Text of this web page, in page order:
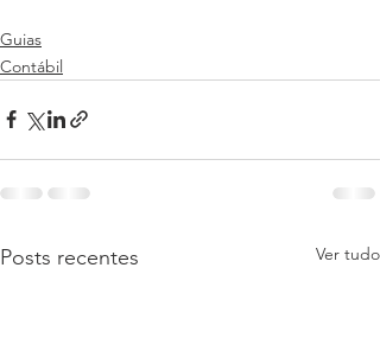
Guias
Contábil
Posts recentes Ver tudo